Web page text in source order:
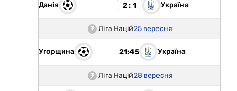
Данія 2 : 1 Україна
Ліга Націй25 вересня
Угорщина 21:45 Україна
Ліга Націй28 вересня